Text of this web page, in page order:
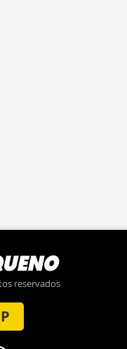
reservados